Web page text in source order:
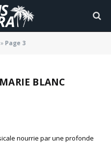
» Page 3
MARIE BLANC
nourrie par une profonde